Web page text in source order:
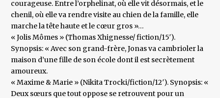
courageuse. Entre l’orphelinat, où elle vit désormais, et le
chenil, où elle va rendre visite au chien de la famille, elle
marche la tête haute et le cœur gros »…
« Jolis Mômes » (Thomas Xhignesse/ fiction/15′).
Synopsis: « Avec son grand-frère, Jonas va cambrioler la
maison d’une fille de son école dont il est secrètement
amoureux.
« Maxime & Marie » (Nikita Trocki/fiction/12′). Synopsis: «
Deux sœurs que tout oppose se retrouvent pour un